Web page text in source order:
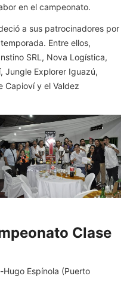
en el campeonato.
a sus patrocinadores por
Entre ellos,
SRL, Nova Logística,
Jungle Explorer Iguazú,
Capioví y el Valdez
Clase
Hugo Espínola (Puerto